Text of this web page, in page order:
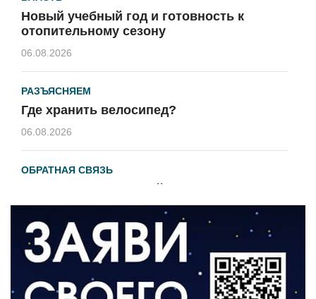
Новый учебный год и готовность к
отопительному сезону
06.08.2026
РАЗЪЯСНЯЕМ
Где хранить велосипед?
06.08.2026
ОБРАТНАЯ СВЯЗЬ
Администрация онлайн
ВЛАСТЬ
День памяти и «Симфония народов»
06.08.2026